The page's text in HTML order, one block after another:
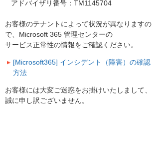
アドバイザリ番号：TM1145704
お客様のテナントによって状況が異なりますの
で、Microsoft 365 管理センターの
サービス正常性の情報をご確認ください。
[Microsoft365] インシデント（障害）の確認
方法
お客様には大変ご迷惑をお掛けいたしまして、
誠に申し訳ございません。